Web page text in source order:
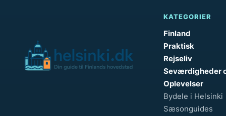
KATEGORIER
Finland
Praktisk
Rejseliv
Seværdigheder
Oplevelser
Bydele i Helsinki
Sæsonguides